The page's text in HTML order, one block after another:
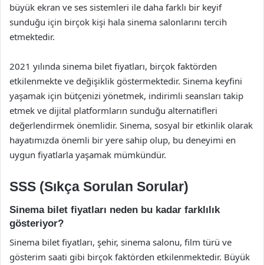
büyük ekran ve ses sistemleri ile daha farklı bir keyif
sunduğu için birçok kişi hala sinema salonlarını tercih
etmektedir.
2021 yılında sinema bilet fiyatları, birçok faktörden
etkilenmekte ve değişiklik göstermektedir. Sinema keyfini
yaşamak için bütçenizi yönetmek, indirimli seansları takip
etmek ve dijital platformların sunduğu alternatifleri
değerlendirmek önemlidir. Sinema, sosyal bir etkinlik olarak
hayatımızda önemli bir yere sahip olup, bu deneyimi en
uygun fiyatlarla yaşamak mümkündür.
SSS (Sıkça Sorulan Sorular)
Sinema bilet fiyatları neden bu kadar farklılık
gösteriyor?
Sinema bilet fiyatları, şehir, sinema salonu, film türü ve
gösterim saati gibi birçok faktörden etkilenmektedir. Büyük